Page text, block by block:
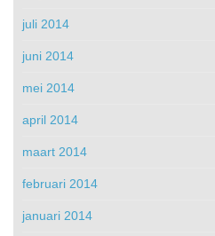
juli 2014
juni 2014
mei 2014
april 2014
maart 2014
februari 2014
januari 2014